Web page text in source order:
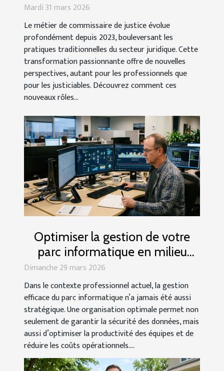
Mardi 31 mars 2026
Le métier de commissaire de justice évolue
profondément depuis 2023, bouleversant les
pratiques traditionnelles du secteur juridique. Cette
transformation passionnante offre de nouvelles
perspectives, autant pour les professionnels que
pour les justiciables. Découvrez comment ces
nouveaux rôles...
Optimiser la gestion de votre
parc informatique en milieu
professionnel
Dimanche 29 mars 2026
Dans le contexte professionnel actuel, la gestion
efficace du parc informatique n’a jamais été aussi
stratégique. Une organisation optimale permet non
seulement de garantir la sécurité des données, mais
aussi d’optimiser la productivité des équipes et de
réduire les coûts opérationnels....